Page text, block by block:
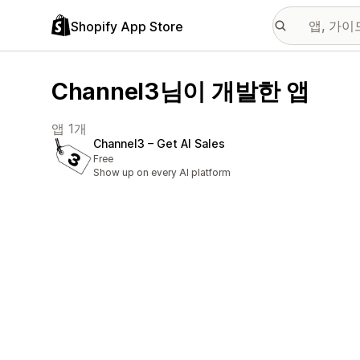
Shopify App Store
Channel3님이 개발한 앱
앱 1개
Channel3 – Get AI Sales
Free
Show up on every AI platform